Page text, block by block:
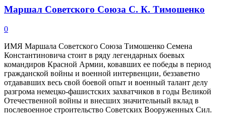
Маршал Советского Союза С. К. Тимошенко
0
ИМЯ Маршала Советского Союза Тимошенко Семена
Константиновича стоит в ряду легендарных боевых
командиров Красной Армии, ковавших ее победы в период
гражданской войны и военной интервенции, беззаветно
отдававших весь свой боевой опыт и военный талант делу
разгрома немецко-фашистских захватчиков в годы Великой
Отечественной войны и внесших значительный вклад в
послевоенное строительство Советских Вооруженных Сил.